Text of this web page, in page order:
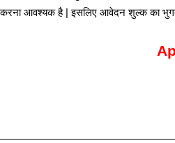
आवश्यक है | इसलिए आवेदन शुल्क का